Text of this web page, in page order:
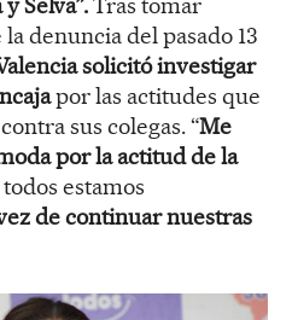
denuncia del pasado 13
solicitó investigar
por las actitudes que
sus colegas. “Me
por la actitud de la
estamos
de continuar nuestras